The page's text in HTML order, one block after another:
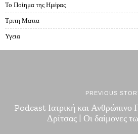
Το Ποίημα της Ημέρας
Τριτη Ματια
Υγεια
PREVIOUS
Podcast Ιατρική και
Δρίτσας | Οι δαίμονες